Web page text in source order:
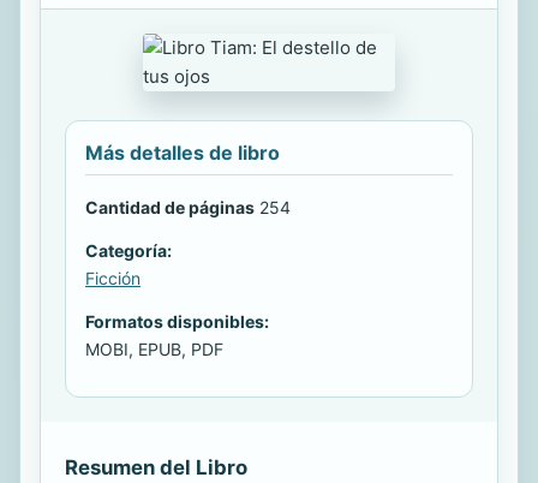
Más detalles de libro
Cantidad de páginas 254
Categoría:
Ficción
Formatos disponibles:
MOBI, EPUB, PDF
Resumen del Libro